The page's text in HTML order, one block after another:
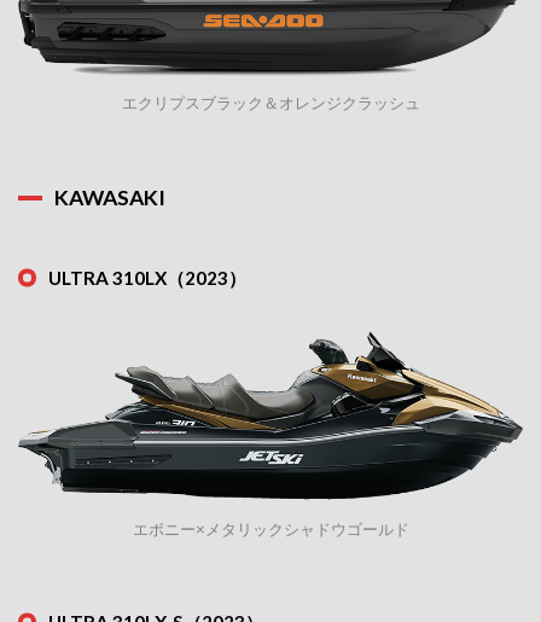
エクリプスブラック＆オレンジクラッシュ
KAWASAKI
ULTRA 310LX（2023）
エボニー×メタリックシャドウゴールド